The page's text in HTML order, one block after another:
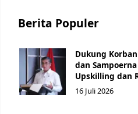
Berita Populer
Dukung
dan
Upskilling dan
16 Juli 2026